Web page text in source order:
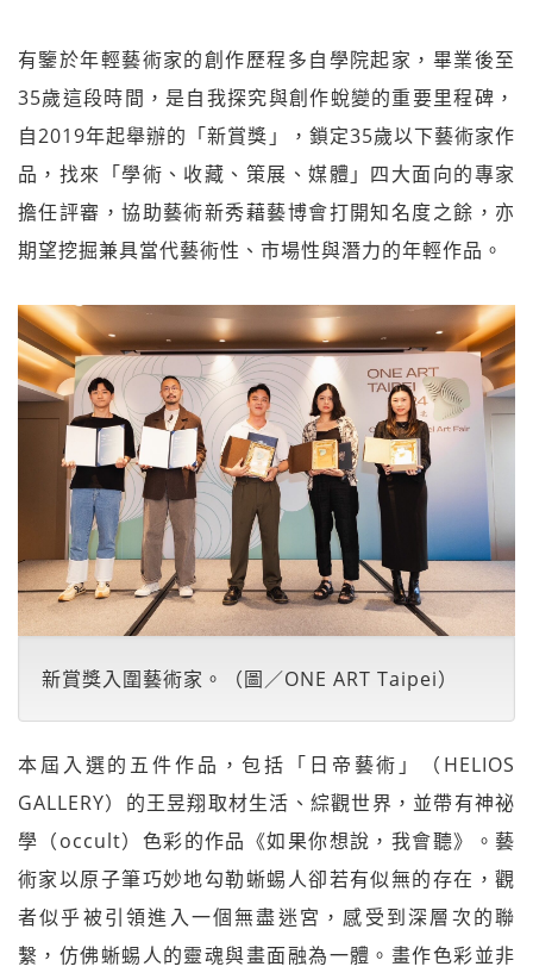
有鑒於年輕藝術家的創作歷程多自學院起家，畢業後至
35歲這段時間，是自我探究與創作蛻變的重要里程碑，
自2019年起舉辦的「新賞獎」，鎖定35歲以下藝術家作
品，找來「學術、收藏、策展、媒體」四大面向的專家
擔任評審，協助藝術新秀藉藝博會打開知名度之餘，亦
期望挖掘兼具當代藝術性、市場性與潛力的年輕作品。
新賞獎入圍藝術家。（圖／ONE ART Taipei）
本屆入選的五件作品，包括「日帝藝術」（HELIOS
GALLERY）的王昱翔取材生活、綜觀世界，並帶有神祕
學（occult）色彩的作品《如果你想說，我會聽》。藝
術家以原子筆巧妙地勾勒蜥蜴人卻若有似無的存在，觀
者似乎被引領進入一個無盡迷宮，感受到深層次的聯
繫，仿佛蜥蜴人的靈魂與畫面融為一體。畫作色彩並非